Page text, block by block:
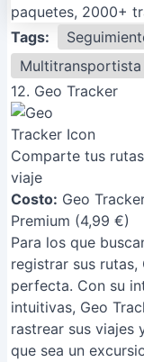
Tags:
Multitransportista
12. Geo Tracker
Comparte tus
viaje
Costo: Geo
Premium (4,99 €)
Para los que
registrar sus rutas,
perfecta. Con su
intuitivas, Geo
rastrear sus viajes
que sea un